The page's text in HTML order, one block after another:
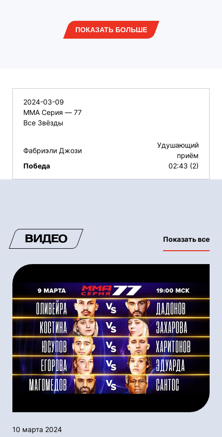
ПОКАЗАТЬ БОЛЬШЕ
2024-03-09
ММА Серия — 77
Все Звёзды
Фабриэли Джози
Победа
Удушающий
приём
02:43 (2)
ВИДЕО Показать все
10 марта 2024